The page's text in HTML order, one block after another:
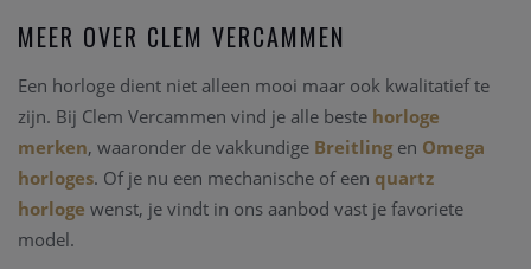
MEER OVER CLEM VERCAMMEN
Een horloge dient niet alleen mooi maar ook kwalitatief te
zijn. Bij Clem Vercammen vind je alle beste horloge
merken, waaronder de vakkundige Breitling en Omega
horloges. Of je nu een mechanische of een quartz
horloge wenst, je vindt in ons aanbod vast je favoriete
model.